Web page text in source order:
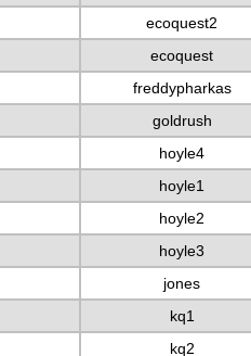
ecoquest2
ecoquest
freddypharkas
goldrush
hoyle4
hoyle1
hoyle2
hoyle3
jones
kq1
kq2